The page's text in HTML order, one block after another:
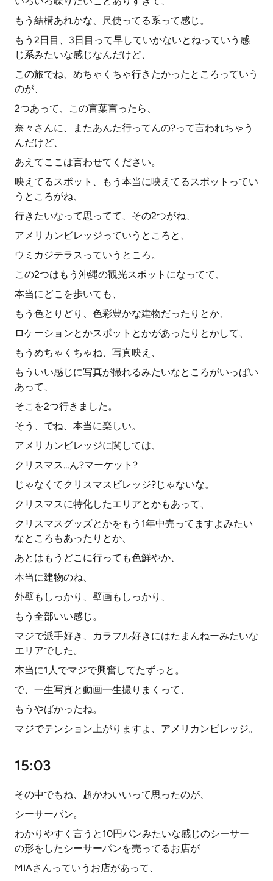
もう結構あれかな、尺使ってる系って感じ。
もう2日目、3日目って早していかないとねっていう感
じ系みたいな感じなんだけど、
この旅でね、めちゃくちゃ行きたかったところっていう
のが、
2つあって、この言葉言ったら、
奈々さんに、またあんた行ってんの?って言われちゃう
んだけど、
あえてここは言わせてください。
映えてるスポット、もう本当に映えてるスポットってい
うところがね、
行きたいなって思ってて、その2つがね、
アメリカンビレッジっていうところと、
ウミカジテラスっていうところ。
この2つはもう沖縄の観光スポットになってて、
本当にどこを歩いても、
もう色とりどり、色彩豊かな建物だったりとか、
ロケーションとかスポットとかがあったりとかして、
もうめちゃくちゃね、写真映え、
もういい感じに写真が撮れるみたいなところがいっぱい
あって、
そこを2つ行きました。
そう、でね、本当に楽しい。
アメリカンビレッジに関しては、
クリスマス…ん?マーケット?
じゃなくてクリスマスビレッジ?じゃないな。
クリスマスに特化したエリアとかもあって、
クリスマスグッズとかをもう1年中売ってますよみたい
なところもあったりとか、
あとはもうどこに行っても色鮮やか、
本当に建物のね、
外壁もしっかり、壁画もしっかり、
もう全部いい感じ。
マジで派手好き、カラフル好きにはたまんねーみたいな
エリアでした。
本当に1人でマジで興奮してたずっと。
で、一生写真と動画一生撮りまくって、
もうやばかったね。
マジでテンション上がりますよ、アメリカンビレッジ。
15:03
その中でもね、超かわいいって思ったのが、
シーサーパン。
わかりやすく言うと10円パンみたいな感じのシーサー
の形をしたシーサーパンを売ってるお店が
MIAさんっていうお店があって、